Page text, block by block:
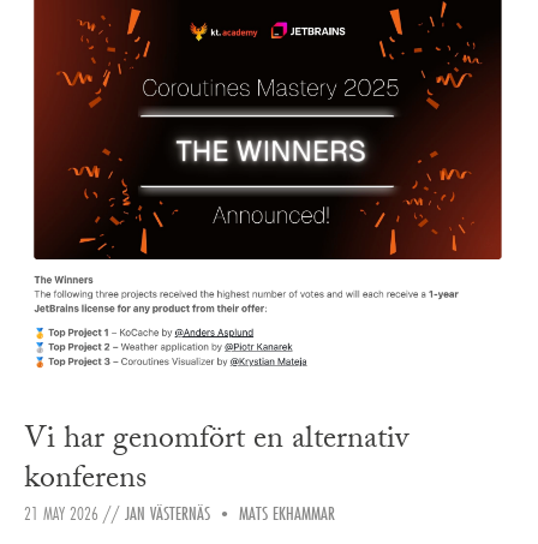
Vi har genomfört en alternativ
konferens
21 MAY 2026 //JAN VÄSTERNÄS • MATS EKHAMMAR